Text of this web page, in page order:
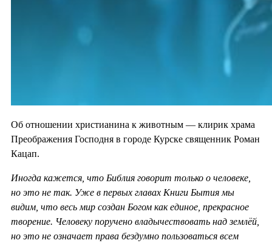
Об отношении христианина к животным — клирик храма
Преображения Господня в городе Курске священник Роман
Кацап.
Иногда кажется, что Библия говорит только о человеке,
но это не так. Уже в первых главах Книги Бытия мы
видим, что весь мир создан Богом как единое, прекрасное
творение. Человеку поручено владычествовать над землёй,
но это не означает права бездумно пользоваться всем